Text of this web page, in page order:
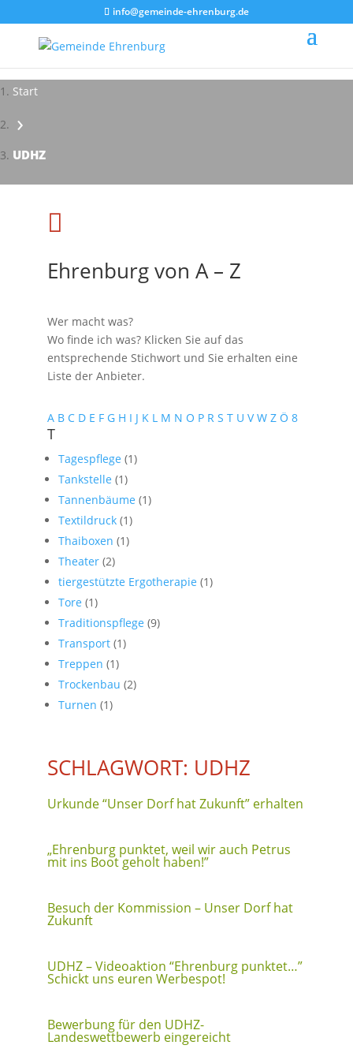
info@gemeinde-ehrenburg.de
Start
›
UDHZ
Impressionen - Mareike Kranz

Ehrenburg von A – Z
Wer macht was?
Wo finde ich was? Klicken Sie auf das
entsprechende Stichwort und Sie erhalten eine
Liste der Anbieter.
A B C D E F G H I J K L M N O P R S T U V W Z Ö 8
T
Tagespflege (1)
Tankstelle (1)
Tannenbäume (1)
Textildruck (1)
Thaiboxen (1)
Theater (2)
tiergestützte Ergotherapie (1)
Tore (1)
Traditionspflege (9)
Transport (1)
Treppen (1)
Trockenbau (2)
Turnen (1)
SCHLAGWORT: UDHZ
Urkunde “Unser Dorf hat Zukunft” erhalten
„Ehrenburg punktet, weil wir auch Petrus
mit ins Boot geholt haben!”
Besuch der Kommission – Unser Dorf hat
Zukunft
UDHZ – Videoaktion “Ehrenburg punktet…”
Schickt uns euren Werbespot!
Bewerbung für den UDHZ-
Landeswettbewerb eingereicht